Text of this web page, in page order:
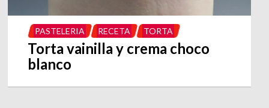
PASTELERIA RECETA TORTA
Torta vainilla y crema choco
blanco